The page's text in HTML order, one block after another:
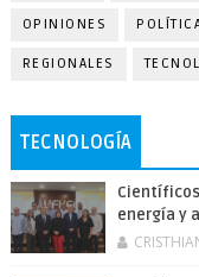
OPINIONES
REGIONALES
TECNOLOGÍA
energía y